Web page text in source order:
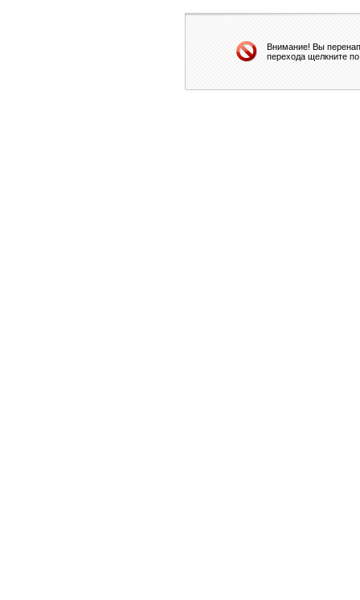
Внимание! Вы
перехода щелкните